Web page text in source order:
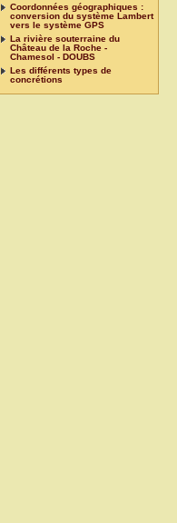
Coordonnées géographiques :
conversion du système Lambert
vers le système GPS
La rivière souterraine du
Château de la Roche -
Chamesol - DOUBS
Les différents types de
concrétions